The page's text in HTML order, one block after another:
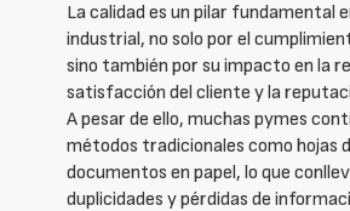
La calidad es un pilar fundamental
industrial, no solo por el
sino también por su impacto en la
satisfacción del cliente y la
A pesar de ello, muchas pymes
métodos tradicionales como hojas
documentos en papel, lo que
duplicidades y pérdidas de